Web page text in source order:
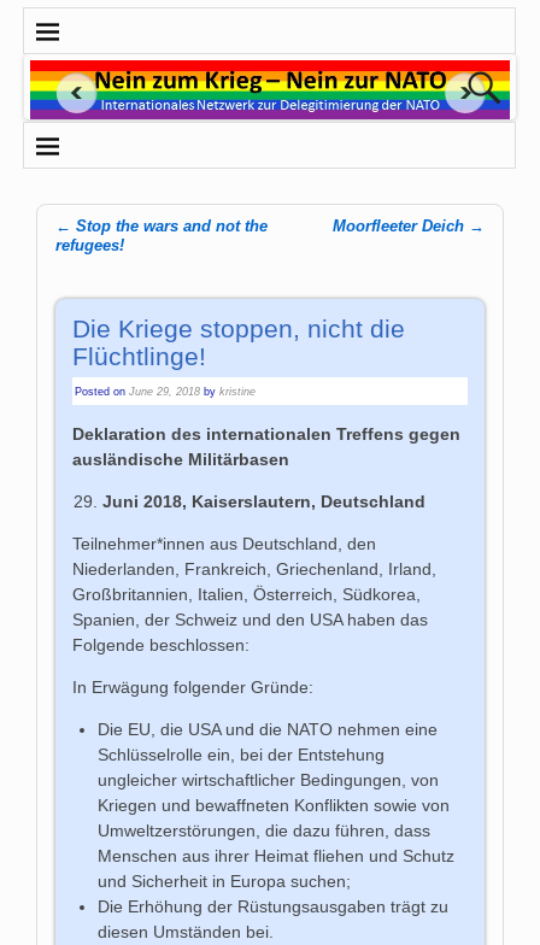
Post navigation
← Stop the wars and not the
refugees!
Moorfleeter Deich →
Die Kriege stoppen, nicht die
Flüchtlinge!
Posted onJune 29, 2018 bykristine
Deklaration des internationalen Treffens gegen
ausländische Militärbasen
Juni 2018, Kaiserslautern, Deutschland
Teilnehmer*innen aus Deutschland, den
Niederlanden, Frankreich, Griechenland, Irland,
Großbritannien, Italien, Österreich, Südkorea,
Spanien, der Schweiz und den USA haben das
Folgende beschlossen:
In Erwägung folgender Gründe:
Die EU, die USA und die NATO nehmen eine
Schlüsselrolle ein, bei der Entstehung
ungleicher wirtschaftlicher Bedingungen, von
Kriegen und bewaffneten Konflikten sowie von
Umweltzerstörungen, die dazu führen, dass
Menschen aus ihrer Heimat fliehen und Schutz
und Sicherheit in Europa suchen;
Die Erhöhung der Rüstungsausgaben trägt zu
diesen Umständen bei.